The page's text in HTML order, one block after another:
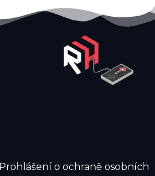
Prohlášení o ochraně osobních